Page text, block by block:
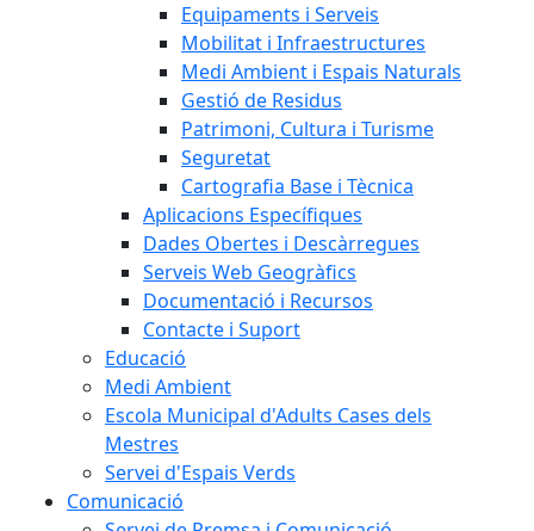
Equipaments i Serveis
Mobilitat i Infraestructures
Medi Ambient i Espais Naturals
Gestió de Residus
Patrimoni, Cultura i Turisme
Seguretat
Cartografia Base i Tècnica
Aplicacions Específiques
Dades Obertes i Descàrregues
Serveis Web Geogràfics
Documentació i Recursos
Contacte i Suport
Educació
Medi Ambient
Escola Municipal d'Adults Cases dels
Mestres
Servei d'Espais Verds
Comunicació